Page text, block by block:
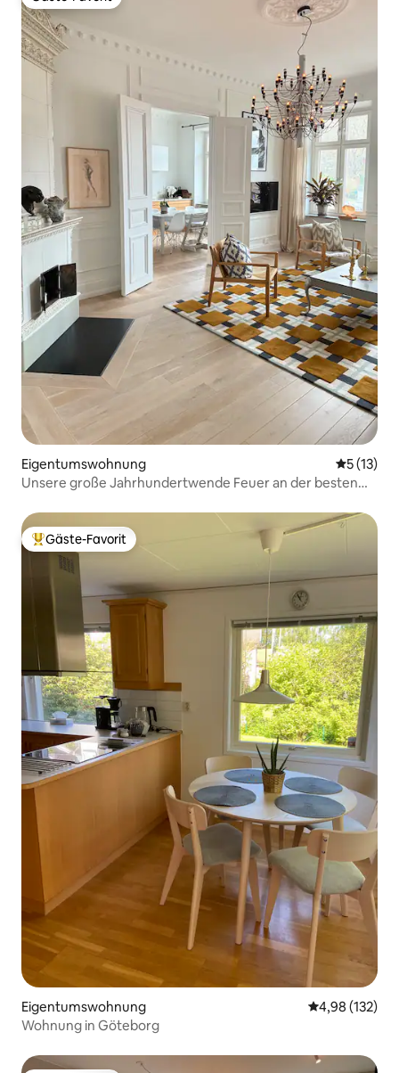
Gäste-Favorit
Eigentumswohnung
5 (13)
Unsere große Jahrhundertwende Feuer an der besten
Beliebter Gäste-Favorit.
Gäste-Favorit
Eigentumswohnung
4,98 (132)
Wohnung in Göteborg